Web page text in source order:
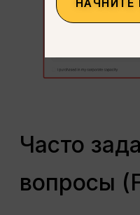
Часто
вопросы
НАЧНИТЕ